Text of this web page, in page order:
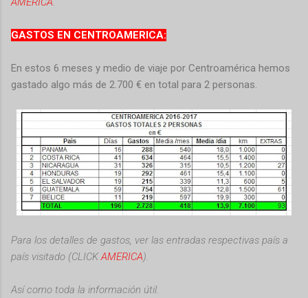
GASTOS EN CENTROAMERICA:
En estos 6 meses y medio de viaje por Centroamérica hemos
gastado algo más de 2.700 € en total para 2 personas.
Para los detalles de gastos, ver las entradas respectivas país a
país visitado (CLICKAMERICA).
Así como toda la información útil.